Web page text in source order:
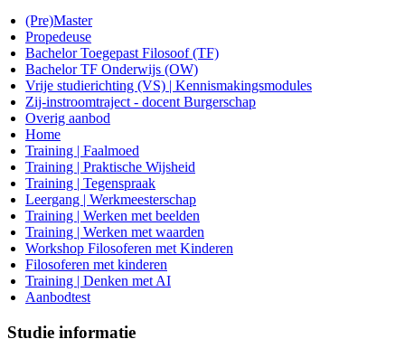
(Pre)Master
Propedeuse
Bachelor Toegepast Filosoof (TF)
Bachelor TF Onderwijs (OW)
Vrije studierichting (VS) | Kennismakingsmodules
Zij-instroomtraject - docent Burgerschap
Overig aanbod
Home
Training | Faalmoed
Training | Praktische Wijsheid
Training | Tegenspraak
Leergang | Werkmeesterschap
Training | Werken met beelden
Training | Werken met waarden
Workshop Filosoferen met Kinderen
Filosoferen met kinderen
Training | Denken met AI
Aanbodtest
Studie informatie